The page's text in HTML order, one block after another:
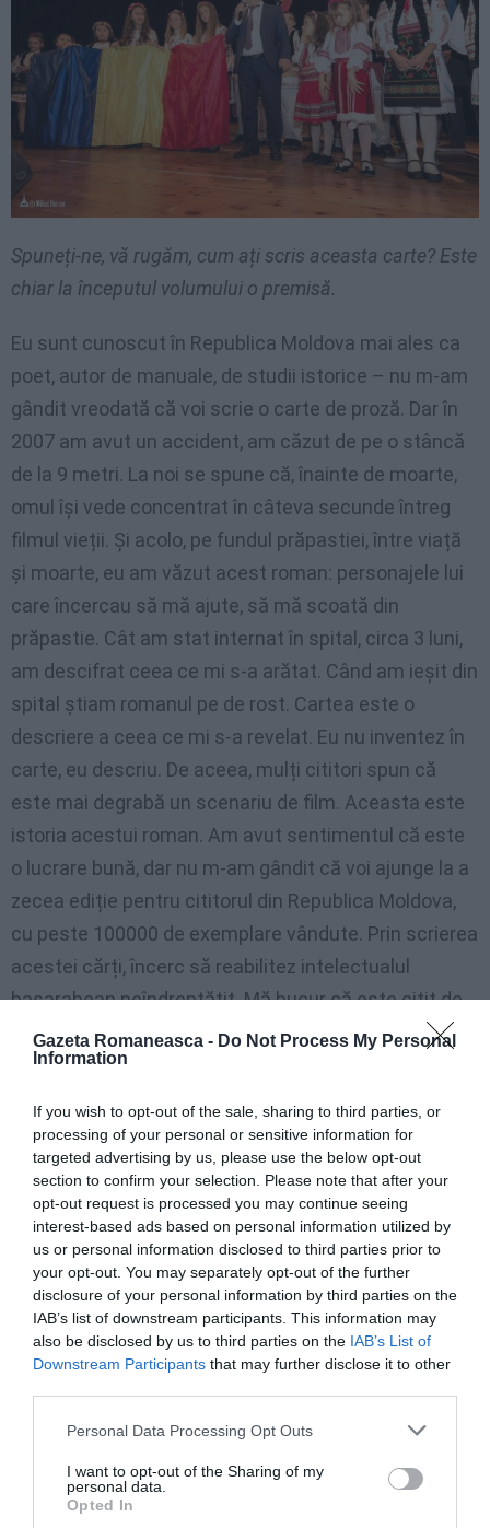
Gazeta Romaneasca - Do Not Process My Personal
Information
If you wish to opt-out of the sale, sharing to third parties, or
processing of your personal or sensitive information for
targeted advertising by us, please use the below opt-out
section to confirm your selection. Please note that after your
opt-out request is processed you may continue seeing
interest-based ads based on personal information utilized by
us or personal information disclosed to third parties prior to
your opt-out. You may separately opt-out of the further
disclosure of your personal information by third parties on the
IAB’s list of downstream participants. This information may
also be disclosed by us to third parties on the IAB’s List of
Downstream Participants that may further disclose it to other
Personal Data Processing Opt Outs
I want to opt-out of the Sharing of my
personal data.
Opted In
Spuneți-ne, vă rugăm, cum ați scris aceasta carte? Este
chiar la începutul volumului o premisă.
Eu sunt cunoscut în Republica Moldova mai ales ca
poet, autor de manuale, de studii istorice – nu m-am
gândit vreodată că voi scrie o carte de proză. Dar în
2007 am avut un accident, am căzut de pe o stâncă
de la 9 metri. La noi se spune că, înainte de moarte,
omul își vede concentrat în câteva secunde întreg
filmul vieții. Și acolo, pe fundul prăpastiei, între viață
și moarte, eu am văzut acest roman: personajele lui
care încercau să mă ajute, să mă scoată din
prăpastie. Cât am stat internat în spital, circa 3 luni,
am descifrat ceea ce mi s-a arătat. Când am ieșit din
spital știam romanul pe de rost. Cartea este o
descriere a ceea ce mi s-a revelat. Eu nu inventez în
carte, eu descriu. De aceea, mulți cititori spun că
este mai degrabă un scenariu de film. Aceasta este
istoria acestui roman. Am avut sentimentul că este
o lucrare bună, dar nu m-am gândit că voi ajunge la a
zecea ediție pentru cititorul din Republica Moldova,
cu peste 100000 de exemplare vândute. Prin scrierea
acestei cărți, încerc să reabilitez intelectualul
basarabean neîndreptățit. Mă bucur că este citit de
tineri, care descoperă în carte o istorie relativ
apropiată în timp de ei.
Este o „Temă pentru acasă” pentru mâine, pentru
generațiile ce vor urma. Dar astăzi, ce se știe despre
acești intelectuali în Europa? Care este pulsul?
Din păcate, nu se cunosc foarte multe. La Paris, la
înmânările premiilor „Prix de l’Autre Edition”,
președintele Asociației Scriitorilor Francezi a făcut
un îndemn: „Mă adresez scriitorilor din est, să nu
imitați proza franceză, pentru că în ea nu se întâmplă
nimic decât cuvinte; voi aveți o experiență unică,
comunismul, dictatura, despre care sunteți obligați
să scrieți”. De aceea, cred că trebuie să se
vorbească mai mult despre istoria popoarelor din